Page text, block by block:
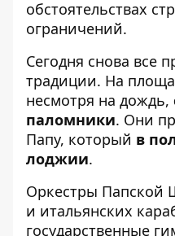
обстоятельствах
ограничений.
Сегодня снова все
традиции. На
несмотря на дождь,
паломники. Они
Папу, который в
лоджии.
Оркестры Папской
и итальянских
государственные